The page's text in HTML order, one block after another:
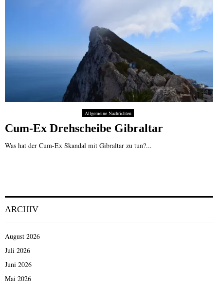
Allgemeine Nachrichten
Cum-Ex Drehscheibe Gibraltar
Was hat der Cum-Ex Skandal mit Gibraltar zu tun?...
ARCHIV
August 2026
Juli 2026
Juni 2026
Mai 2026